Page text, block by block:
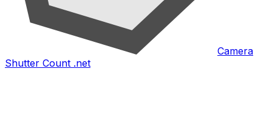
Camera
Shutter Count .net